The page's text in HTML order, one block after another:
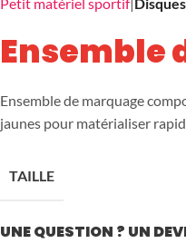
Ensemble
Ensemble de marquage
jaunes pour matérialiser
TAILLE
UNE QUESTION ? UN